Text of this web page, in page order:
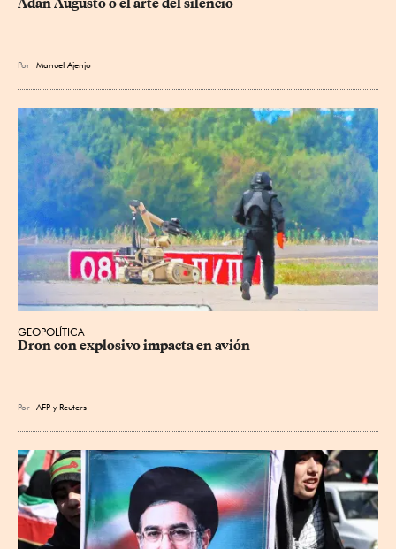
Adán Augusto o el arte del silencio
Por Manuel Ajenjo
GEOPOLÍTICA
Dron con explosivo impacta en avión
Por AFP yReuters